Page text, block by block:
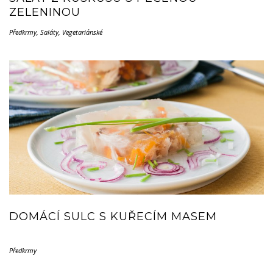
ZELENINOU
Předkrmy, Saláty, Vegetariánské
DOMÁCÍ SULC S KUŘECÍM MASEM
Předkrmy